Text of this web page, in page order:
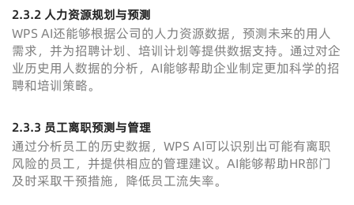
2.3.2 人力资源规划与预测
WPS AI还能够根据公司的人力资源数据，预测未来的用人
需求，并为招聘计划、培训计划等提供数据支持。通过对企
业历史用人数据的分析，AI能够帮助企业制定更加科学的招
聘和培训策略。
2.3.3 员工离职预测与管理
通过分析员工的历史数据，WPS AI可以识别出可能有离职
风险的员工，并提供相应的管理建议。AI能够帮助HR部门
及时采取干预措施，降低员工流失率。